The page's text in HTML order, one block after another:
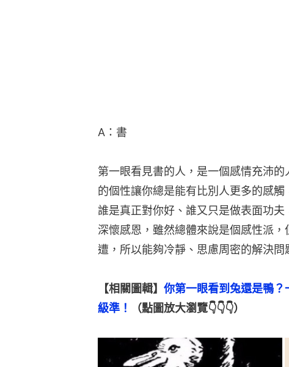
A：書
第一眼看見書的人，是一個感情充沛
的個性讓你總是能有比別人更多的感
誰是真正對你好、誰又只是做表面功
深懷感恩，雖然總體來說是個感性派
遭，所以能夠冷靜、思慮周密的解決問
【相關圖輯】 你第一眼看到兔還是鴨
級準！
（點圖放大瀏覽👇👇👇）